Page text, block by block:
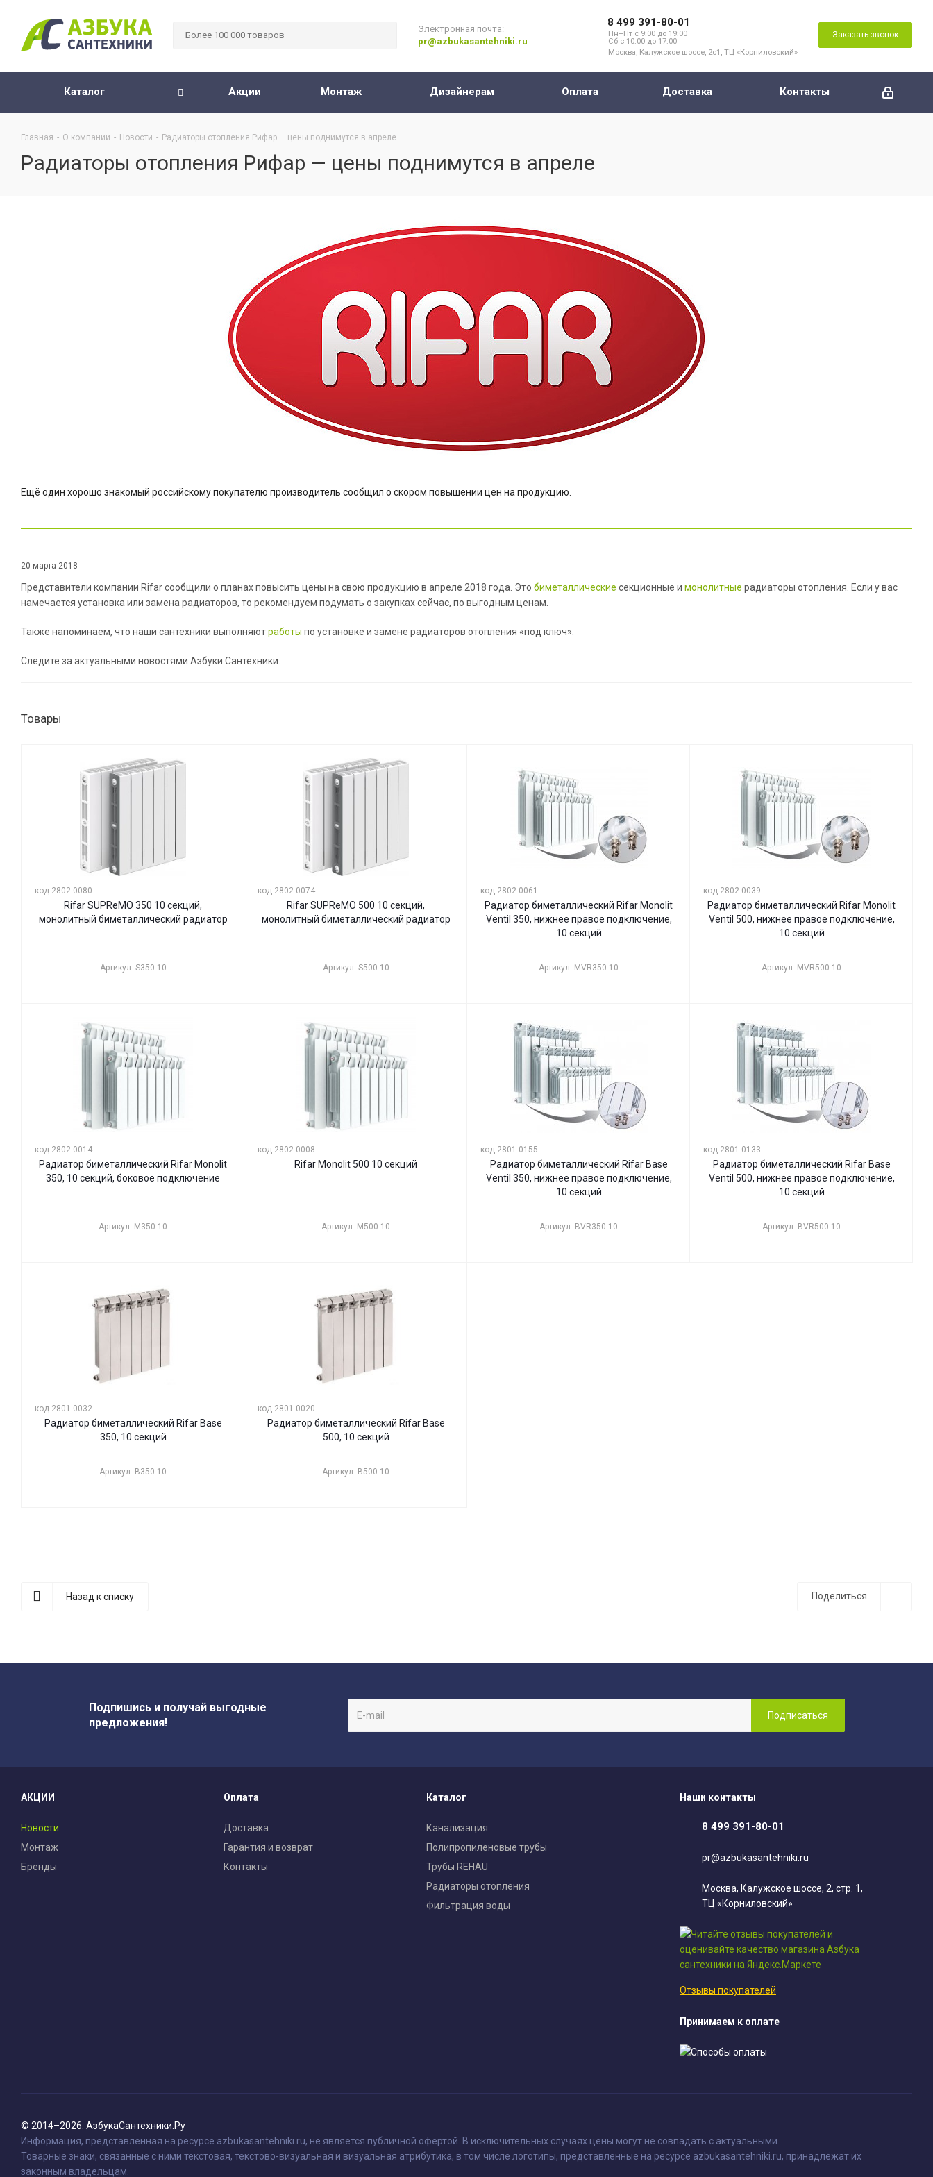
Электронная почта:
pr@azbukasantehniki.ru
8 499 391-80-01
Пн–Пт с 9:00 до 19:00
Сб с 10:00 до 17:00
Москва, Калужское шоссе, 2с1, ТЦ «Корниловский»
Заказать звонок
Каталог Акции Монтаж Дизайнерам Оплата Доставка Контакты
Главная - О компании - Новости - Радиаторы отопления Рифар — цены поднимутся в апреле
Радиаторы отопления Рифар — цены поднимутся в апреле
Ещё один хорошо знакомый российскому покупателю производитель сообщил о скором повышении цен на продукцию.
20 марта 2018
Представители компании Rifar сообщили о планах повысить цены на свою продукцию в апреле 2018 года. Это биметаллические секционные и монолитные радиаторы отопления. Если у вас
намечается установка или замена радиаторов, то рекомендуем подумать о закупках сейчас, по выгодным ценам.
Также напоминаем, что наши сантехники выполняютработы по установке и замене радиаторов отопления «под ключ».
Следите за актуальными новостями Азбуки Сантехники.
Товары
код 2802-0080
Rifar SUPReMO 350 10 секций,
монолитный биметаллический радиатор
Артикул: S350-10
код 2802-0074
Rifar SUPReMO 500 10 секций,
монолитный биметаллический радиатор
Артикул: S500-10
код 2802-0061
Радиатор биметаллический Rifar Monolit
Ventil 350, нижнее правое подключение,
10 секций
Артикул: MVR350-10
код 2802-0039
Радиатор биметаллический Rifar Monolit
Ventil 500, нижнее правое подключение,
10 секций
Артикул: MVR500-10
код 2802-0014
Радиатор биметаллический Rifar Monolit
350, 10 секций, боковое подключение
Артикул: M350-10
код 2802-0008
Rifar Monolit 500 10 секций
Артикул: M500-10
код 2801-0155
Радиатор биметаллический Rifar Base
Ventil 350, нижнее правое подключение,
10 секций
Артикул: BVR350-10
код 2801-0133
Радиатор биметаллический Rifar Base
Ventil 500, нижнее правое подключение,
10 секций
Артикул: BVR500-10
код 2801-0032
Радиатор биметаллический Rifar Base
350, 10 секций
Артикул: B350-10
код 2801-0020
Радиатор биметаллический Rifar Base
500, 10 секций
Артикул: B500-10
Поделиться
Назад к списку
Подпишись и получай выгодные
предложения!
АКЦИИ
Новости
Монтаж
Бренды
Оплата
Доставка
Гарантия и возврат
Контакты
Каталог
Канализация
Полипропиленовые трубы
Трубы REHAU
Радиаторы отопления
Фильтрация воды
Наши контакты
8 499 391-80-01
pr@azbukasantehniki.ru
Москва, Калужское шоссе, 2, стр. 1,
ТЦ «Корниловский»
Отзывы покупателей
Принимаем к оплате
© 2014–2026. АзбукаСантехники.Ру
Информация, представленная на ресурсе azbukasantehniki.ru, не является публичной офертой. В исключительных случаях цены могут не совпадать с актуальными.
Товарные знаки, связанные с ними текстовая, текстово-визуальная и визуальная атрибутика, в том числе логотипы, представленные на ресурсе azbukasantehniki.ru, принадлежат их
законным владельцам.